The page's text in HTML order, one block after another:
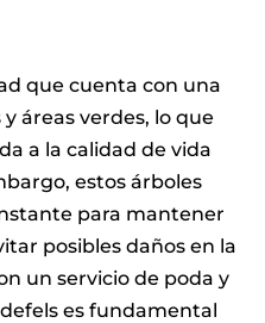
que cuenta con una
áreas verdes, lo que
a la calidad de vida
estos árboles
para mantener
posibles daños en la
un servicio de poda y
es fundamental